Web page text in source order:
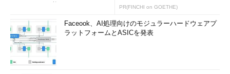
PR(FINCHI on GOETHE)
Faceook、AI処理向けのモジュラーハードウェアプ
ラットフォームとASICを発表